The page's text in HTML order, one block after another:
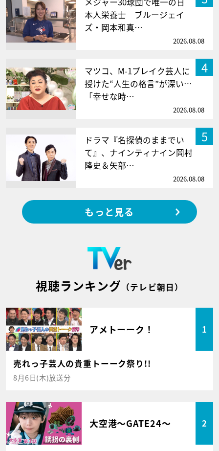
本人栄養士 ブルージェイ
ズ・岡本和真…
2026.08.08
4
マツコ、M-1ブレイク芸人に
授けた“人生の格言”が深い…
「幸せな時…
2026.08.08
5
ドラマ『名探偵のままでい
て』、ナインティナイン岡村
隆史＆矢部…
2026.08.08
もっと見る
視聴ランキング （テレビ朝日）
アメトーーク！ 1
売れっ子芸人の貴重トーーク祭り!!
8月6日(木)放送分
大空港～GATE24～ 2